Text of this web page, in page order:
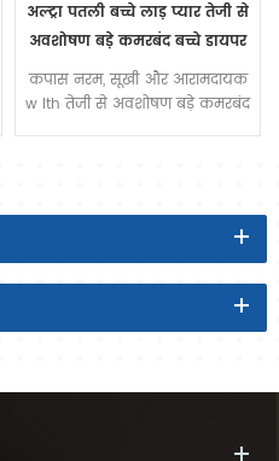
अल्ट्रा पतली बच्चे लाड़ प्यार तेजी से
अवशोषण बड़े कमरबंद बच्चे डायपर
कपास नरम, सूखी और आरामदायक
w Ith तेजी से अवशोषण बड़े कमरबंद